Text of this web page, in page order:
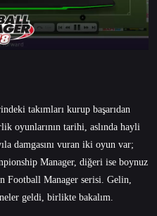
takımları kurup başarıdan
oyunlarının tarihi, aslında hayli
damgasını vuran iki oyun var;
Manager, diğeri ise boynuz
Football Manager serisi. Gelin,
geldi, birlikte bakalım.